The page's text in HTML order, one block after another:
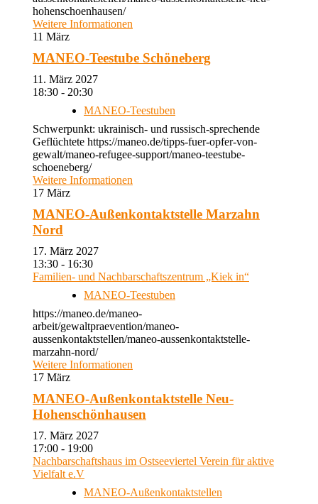
hohenschoenhausen/
Weitere Informationen
11 März
MANEO-Teestube Schöneberg
11. März 2027
18:30 - 20:30
MANEO-Teestuben
Schwerpunkt: ukrainisch- und russisch-sprechende
Geflüchtete https://maneo.de/tipps-fuer-opfer-von-
gewalt/maneo-refugee-support/maneo-teestube-
schoeneberg/
Weitere Informationen
17 März
MANEO-Außenkontaktstelle Marzahn
Nord
17. März 2027
13:30 - 16:30
Familien- und Nachbarschaftszentrum „Kiek in“
MANEO-Teestuben
https://maneo.de/maneo-
arbeit/gewaltpraevention/maneo-
aussenkontaktstellen/maneo-aussenkontaktstelle-
marzahn-nord/
Weitere Informationen
17 März
MANEO-Außenkontaktstelle Neu-
Hohenschönhausen
17. März 2027
17:00 - 19:00
Nachbarschaftshaus im Ostseeviertel Verein für aktive
Vielfalt e.V
MANEO-Außenkontaktstellen